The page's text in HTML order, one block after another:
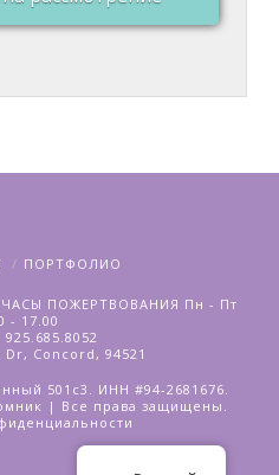
ПОРТФОЛИО
ПОЖЕРТВОВАНИЯ Пн - Пт
- 17.00
Concord, 94521
501c3. ИНН #94-2681676.
| Все права защищены.